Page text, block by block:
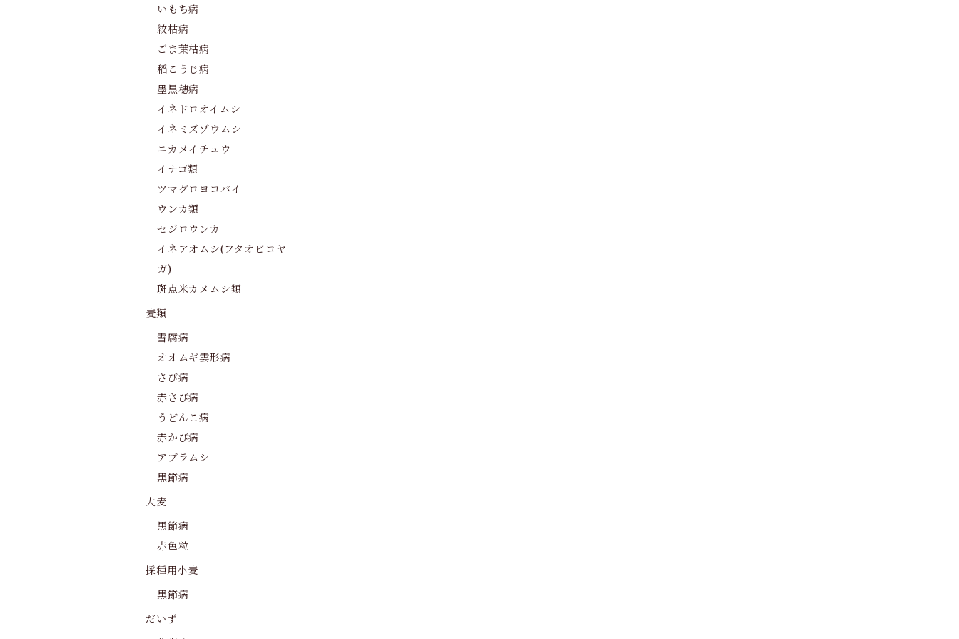
いもち病
紋枯病
ごま葉枯病
稲こうじ病
墨黒穂病
イネドロオイムシ
イネミズゾウムシ
ニカメイチュウ
イナゴ類
ツマグロヨコバイ
ウンカ類
セジロウンカ
イネアオムシ(フタオビコヤ
ガ)
斑点米カメムシ類
麦類
雪腐病
オオムギ雲形病
さび病
赤さび病
うどんこ病
赤かび病
アブラムシ
黒節病
大麦
黒節病
赤色粒
採種用小麦
黒節病
だいず